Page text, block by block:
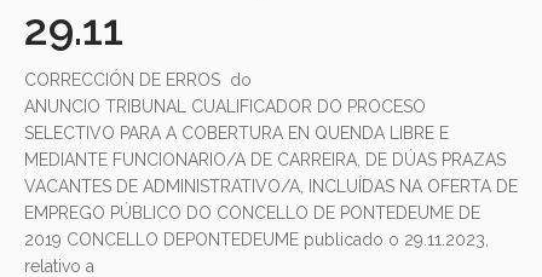
29.11
CORRECCIÓN DE ERROS do
ANUNCIO TRIBUNAL CUALIFICADOR DO PROCESO
SELECTIVO PARA A COBERTURA EN QUENDA LIBRE E
MEDIANTE FUNCIONARIO/A DE CARREIRA, DE DÚAS PRAZAS
VACANTES DE ADMINISTRATIVO/A, INCLUÍDAS NA OFERTA DE
EMPREGO PÚBLICO DO CONCELLO DE PONTEDEUME DE
2019 CONCELLO DEPONTEDEUME publicado o 29.11.2023,
relativo a